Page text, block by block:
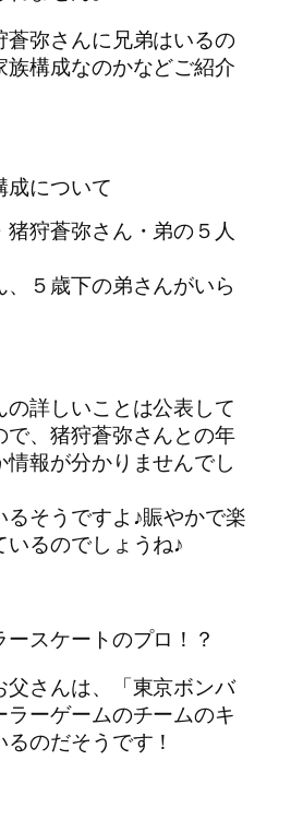
蒼弥さんに兄弟はいるの
族構成なのかなどご紹介
成について
狩蒼弥さん・弟の５人
、５歳下の弟さんがいら
詳しいことは公表して
で、猪狩蒼弥さんとの年
報が分かりませんでし
るそうですよ♪賑やかで楽
いるのでしょうね♪
スケートのプロ！？
父さんは、「東京ボンバ
ーゲームのチームのキ
のだそうです！